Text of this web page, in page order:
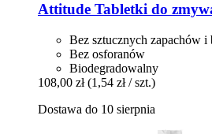
Attitude Tabletki do
Bez sztucznych zapachów
Bez osforanów
Biodegradowalny
108,00 zł (1,54 zł / szt.)
Dostawa do 10 sierpnia